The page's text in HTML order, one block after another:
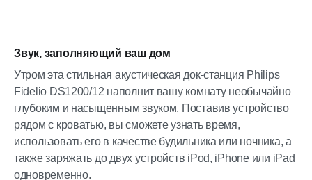
Звук, заполняющий ваш дом
Утром эта стильная акустическая док-станция Philips
Fidelio DS1200/12 наполнит вашу комнату необычайно
глубоким и насыщенным звуком. Поставив устройство
рядом с кроватью, вы сможете узнать время,
использовать его в качестве будильника или ночника, а
также заряжать до двух устройств iPod, iPhone или iPad
одновременно.